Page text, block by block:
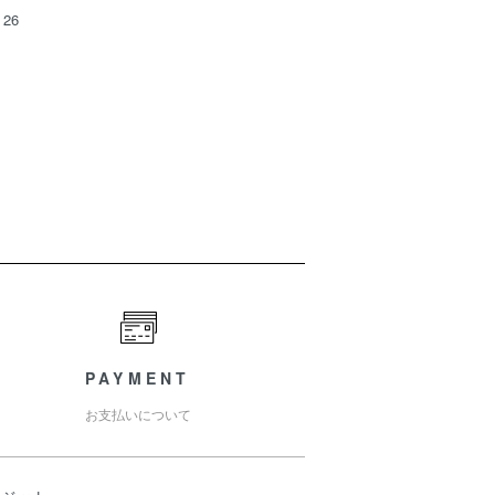
26
PAYMENT
お支払いについて